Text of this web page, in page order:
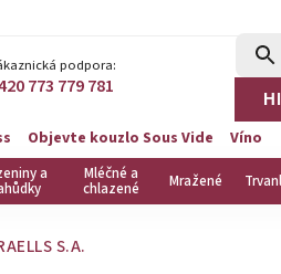
podpora:
773 779 781
Objevte kouzlo Sous Vide Víno
a Mléčné a
chlazené Mražené
S.A.